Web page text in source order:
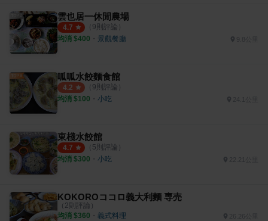
雲也居一休閒農場
4.7 （ 9則評論）
均消 $400 ・ 景觀餐廳
呱呱水餃麵食館
4.2 （ 9則評論）
均消 $100 ・ 小吃 24.1公里
東棧水餃館
4.7 （ 5則評論）
均消 $300 ・ 小吃
KOKOROココロ義大利麵 専売
（ 2則評論）
均消 $360 ・ 義式料理